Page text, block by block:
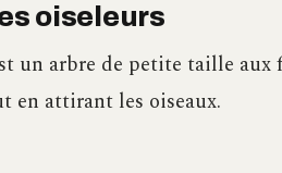
oiseleurs
un arbre de petite taille aux
en attirant les oiseaux.